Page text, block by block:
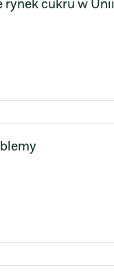
cukru w